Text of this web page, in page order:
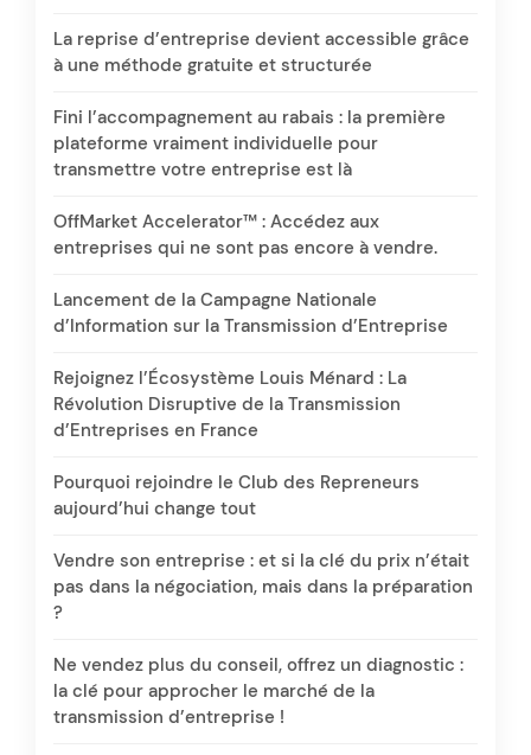
La reprise d’entreprise devient accessible grâce
à une méthode gratuite et structurée
Fini l’accompagnement au rabais : la première
plateforme vraiment individuelle pour
transmettre votre entreprise est là
OffMarket Accelerator™ : Accédez aux
entreprises qui ne sont pas encore à vendre.
Lancement de la Campagne Nationale
d’Information sur la Transmission d’Entreprise
Rejoignez l’Écosystème Louis Ménard : La
Révolution Disruptive de la Transmission
d’Entreprises en France
Pourquoi rejoindre le Club des Repreneurs
aujourd’hui change tout
Vendre son entreprise : et si la clé du prix n’était
pas dans la négociation, mais dans la préparation
?
Ne vendez plus du conseil, offrez un diagnostic :
la clé pour approcher le marché de la
transmission d’entreprise !